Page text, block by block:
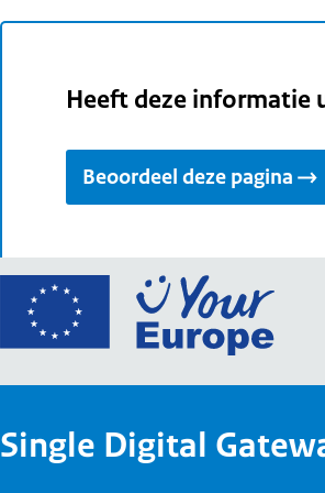
Heeft deze informatie
Beoordeel deze pagina
Ga
Your
Single Digital